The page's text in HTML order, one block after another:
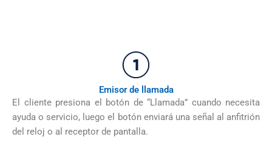
Emisor de llamada
El cliente presiona el botón de “Llamada” cuando necesita
ayuda o servicio, luego el botón enviará una señal al anfitrión
del reloj o al receptor de pantalla.